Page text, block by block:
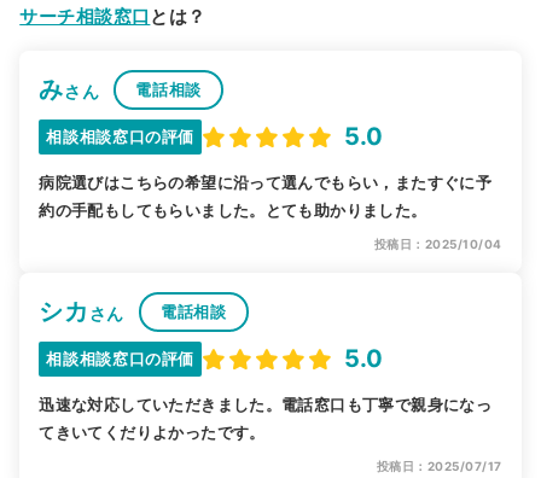
サーチ相談窓口 とは？
みさん 電話相談
相談相談窓口の評価 5.0
病院選びはこちらの希望に沿って選んでもらい，またすぐに予
約の手配もしてもらいました。とても助かりました。
投稿日：2025/10/04
シカ さん 電話相談
相談相談窓口の評価 5.0
迅速な対応していただきました。電話窓口も丁寧で親身になっ
てきいてくだりよかったです。
投稿日：2025/07/17